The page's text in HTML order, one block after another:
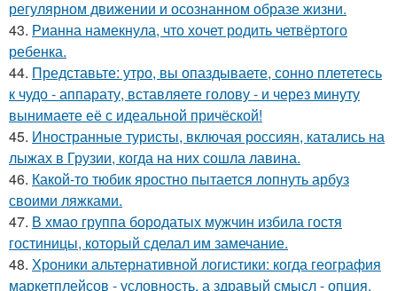
регулярном движении и осознанном образе жизни.
43. Рианна намекнула, что хочет родить четвёртого
ребенка.
44. Представьте: утро, вы опаздываете, сонно плететесь
к чудо - аппарату, вставляете голову - и через минуту
вынимаете её с идеальной причёской!
45. Иностранные туристы, включая россиян, катались на
лыжах в Грузии, когда на них сошла лавина.
46. Какой-то тюбик яростно пытается лопнуть арбуз
своими ляжками.
47. В хмао группа бородатых мужчин избила гостя
гостиницы, который сделал им замечание.
48. Хроники альтернативной логистики: когда география
маркетплейсов - условность, а здравый смысл - опция.